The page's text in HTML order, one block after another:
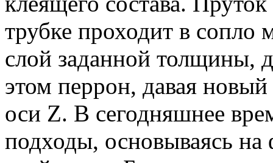
трубке проходит в сопло
слой заданной толщины,
этом перрон, давая новый
оси Z. В сегодняшнее
подходы, основываясь на